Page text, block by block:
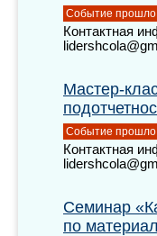
Событие прошло
Контактная
Мастер-
Событие прошло
Контактная
Семинар
по